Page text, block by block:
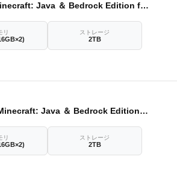
Edition for PC、PC Game Pass同梱版』
リ ストレージ
2TB
Edition for PC、PC Game Pass同梱版』
リ ストレージ
2TB